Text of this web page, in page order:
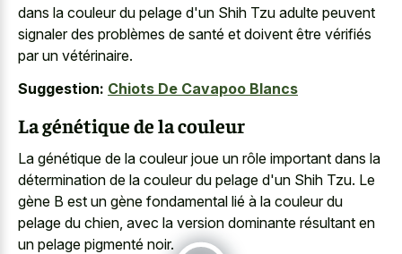
dans la couleur du pelage d'un Shih Tzu adulte peuvent
signaler des problèmes de santé et doivent être vérifiés
par un vétérinaire.
Suggestion: Chiots De Cavapoo Blancs
La génétique de la couleur
La génétique de la couleur joue un rôle important dans la
détermination de la couleur du pelage d'un Shih Tzu. Le
gène B est un gène fondamental lié à la couleur du
pelage du chien, avec la version dominante résultant en
un pelage pigmenté noir.